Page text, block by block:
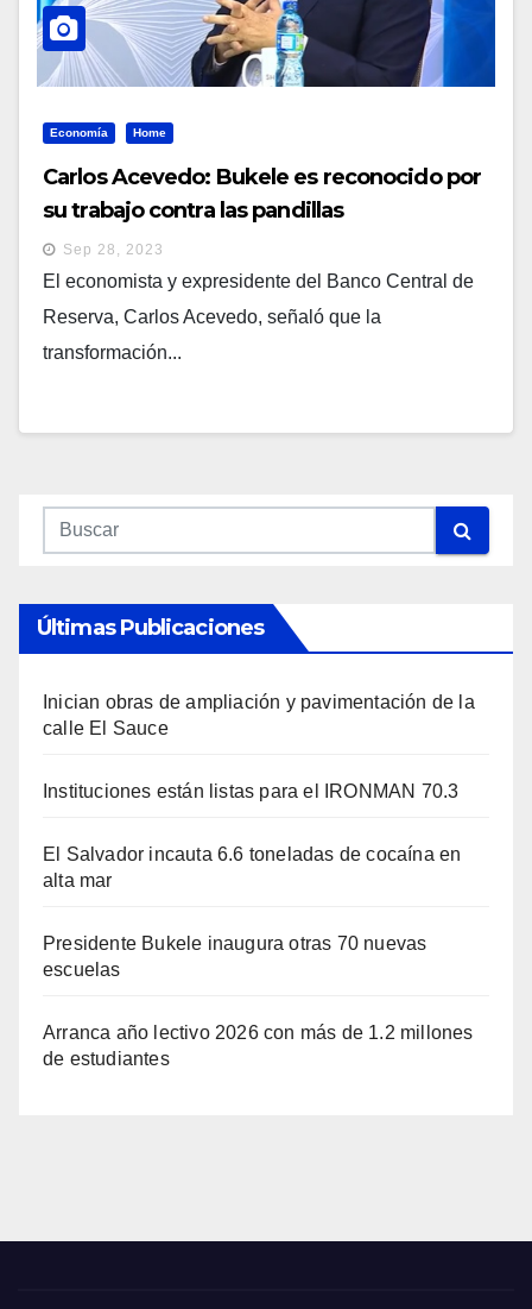
Economía Home
Carlos Acevedo: Bukele es reconocido por
su trabajo contra las pandillas
Sep 28, 2023
El economista y expresidente del Banco Central de
Reserva, Carlos Acevedo, señaló que la
transformación...
Últimas Publicaciones
Inician obras de ampliación y pavimentación de la
calle El Sauce
Instituciones están listas para el IRONMAN 70.3
El Salvador incauta 6.6 toneladas de cocaína en
alta mar
Presidente Bukele inaugura otras 70 nuevas
escuelas
Arranca año lectivo 2026 con más de 1.2 millones
de estudiantes